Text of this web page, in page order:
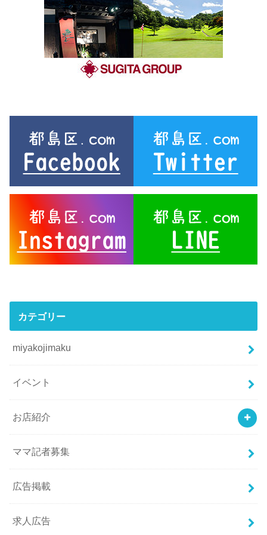
カテゴリー
miyakojimaku
イベント
お店紹介
ママ記者募集
広告掲載
求人広告